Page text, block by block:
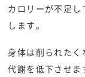
カロリーが不足
します。
身体は削られた
代謝を低下させま